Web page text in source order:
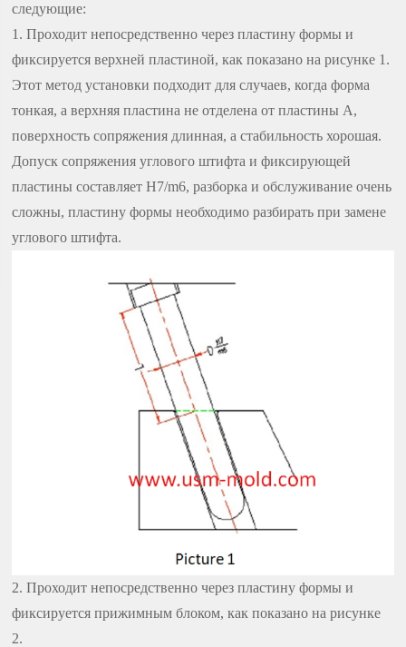
следующие:
1. Проходит непосредственно через пластину формы и
фиксируется верхней пластиной, как показано на рисунке 1.
Этот метод установки подходит для случаев, когда форма
тонкая, а верхняя пластина не отделена от пластины A,
поверхность сопряжения длинная, а стабильность хорошая.
Допуск сопряжения углового штифта и фиксирующей
пластины составляет H7/m6, разборка и обслуживание очень
сложны, пластину формы необходимо разбирать при замене
углового штифта.
2. Проходит непосредственно через пластину формы и
фиксируется прижимным блоком, как показано на рисунке
2.